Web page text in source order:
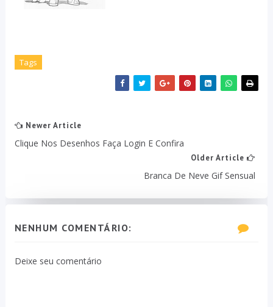
Tags
Newer Article
Clique Nos Desenhos Faça Login E Confira
Older Article
Branca De Neve Gif Sensual
NENHUM COMENTÁRIO:
Deixe seu comentário